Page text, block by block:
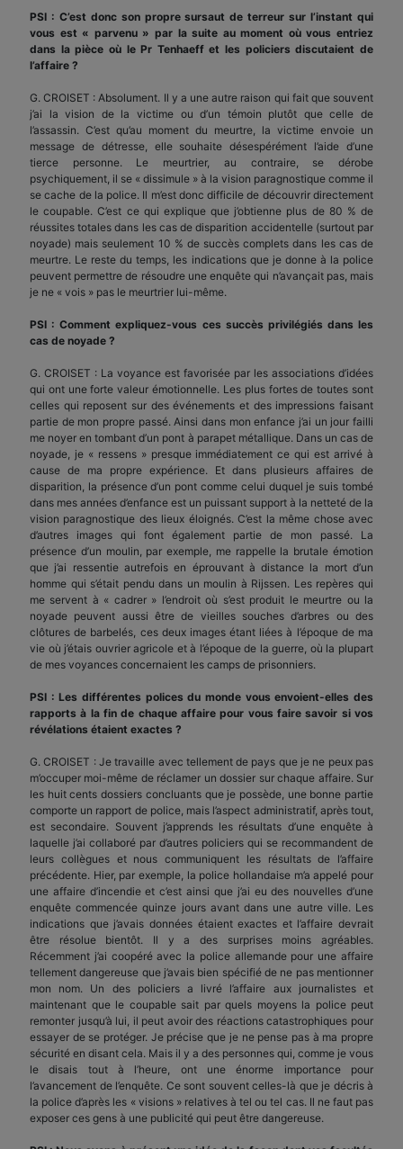
PSI : C’est donc son propre sursaut de terreur sur l’instant qui
vous est « parvenu » par la suite au moment où vous entriez
dans la pièce où le Pr Tenhaeff et les policiers discutaient de
l’affaire ?
G. CROISET : Absolument. Il y a une autre raison qui fait que souvent
j’ai la vision de la victime ou d’un témoin plutôt que celle de
l’assassin. C’est qu’au moment du meurtre, la victime envoie un
message de détresse, elle souhaite désespérément l’aide d’une
tierce personne. Le meurtrier, au contraire, se dérobe
psychiquement, il se « dissimule » à la vision paragnostique comme il
se cache de la police. Il m’est donc difficile de découvrir directement
le coupable. C’est ce qui explique que j’obtienne plus de 80 % de
réussites totales dans les cas de disparition accidentelle (surtout par
noyade) mais seulement 10 % de succès complets dans les cas de
meurtre. Le reste du temps, les indications que je donne à la police
peuvent permettre de résoudre une enquête qui n’avançait pas, mais
je ne « vois » pas le meurtrier lui-même.
PSI : Comment expliquez-vous ces succès privilégiés dans les
cas de noyade ?
G. CROISET : La voyance est favorisée par les associations d’idées
qui ont une forte valeur émotionnelle. Les plus fortes de toutes sont
celles qui reposent sur des événements et des impressions faisant
partie de mon propre passé. Ainsi dans mon enfance j’ai un jour failli
me noyer en tombant d’un pont à parapet métallique. Dans un cas de
noyade, je « ressens » presque immédiatement ce qui est arrivé à
cause de ma propre expérience. Et dans plusieurs affaires de
disparition, la présence d’un pont comme celui duquel je suis tombé
dans mes années d’enfance est un puissant support à la netteté de la
vision paragnostique des lieux éloignés. C’est la même chose avec
d’autres images qui font également partie de mon passé. La
présence d’un moulin, par exemple, me rappelle la brutale émotion
que j’ai ressentie autrefois en éprouvant à distance la mort d’un
homme qui s’était pendu dans un moulin à Rijssen. Les repères qui
me servent à « cadrer » l’endroit où s’est produit le meurtre ou la
noyade peuvent aussi être de vieilles souches d’arbres ou des
clôtures de barbelés, ces deux images étant liées à l’époque de ma
vie où j’étais ouvrier agricole et à l’époque de la guerre, où la plupart
de mes voyances concernaient les camps de prisonniers.
PSI : Les différentes polices du monde vous envoient-elles des
rapports à la fin de chaque affaire pour vous faire savoir si vos
révélations étaient exactes ?
G. CROISET : Je travaille avec tellement de pays que je ne peux pas
m’occuper moi-même de réclamer un dossier sur chaque affaire. Sur
les huit cents dossiers concluants que je possède, une bonne partie
comporte un rapport de police, mais l’aspect administratif, après tout,
est secondaire. Souvent j’apprends les résultats d’une enquête à
laquelle j’ai collaboré par d’autres policiers qui se recommandent de
leurs collègues et nous communiquent les résultats de l’affaire
précédente. Hier, par exemple, la police hollandaise m’a appelé pour
une affaire d’incendie et c’est ainsi que j’ai eu des nouvelles d’une
enquête commencée quinze jours avant dans une autre ville. Les
indications que j’avais données étaient exactes et l’affaire devrait
être résolue bientôt. Il y a des surprises moins agréables.
Récemment j’ai coopéré avec la police allemande pour une affaire
tellement dangereuse que j’avais bien spécifié de ne pas mentionner
mon nom. Un des policiers a livré l’affaire aux journalistes et
maintenant que le coupable sait par quels moyens la police peut
remonter jusqu’à lui, il peut avoir des réactions catastrophiques pour
essayer de se protéger. Je précise que je ne pense pas à ma propre
sécurité en disant cela. Mais il y a des personnes qui, comme je vous
le disais tout à l’heure, ont une énorme importance pour
l’avancement de l’enquête. Ce sont souvent celles-là que je décris à
la police d’après les « visions » relatives à tel ou tel cas. Il ne faut pas
exposer ces gens à une publicité qui peut être dangereuse.